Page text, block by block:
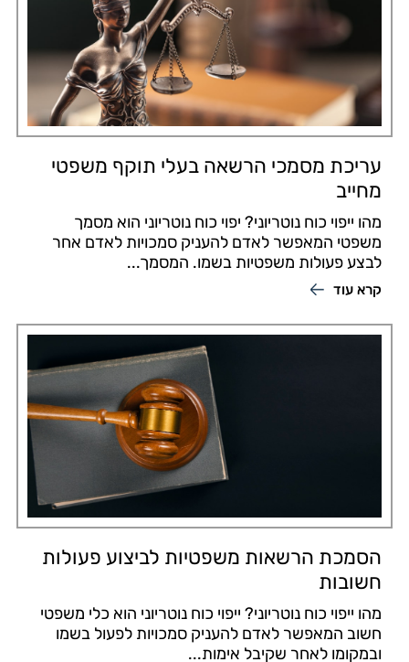
עריכת מסמכי הרשאה בעלי תוקף משפטי
מחייב
מהו ייפוי כוח נוטריוני? יפוי כוח נוטריוני הוא מסמך
משפטי המאפשר לאדם להעניק סמכויות לאדם אחר
לבצע פעולות משפטיות בשמו. המסמך...
קרא עוד
הסמכת הרשאות משפטיות לביצוע פעולות
חשובות
מהו ייפוי כוח נוטריוני? ייפוי כוח נוטריוני הוא כלי משפטי
חשוב המאפשר לאדם להעניק סמכויות לפעול בשמו
ובמקומו לאחר שקיבל אימות...